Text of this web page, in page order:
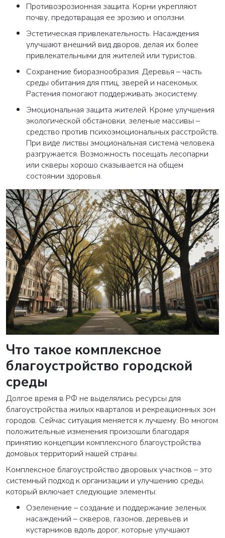
Противоэрозионная защита. Корни укрепляют
почву, предотвращая ее эрозию и оползни.
Эстетическая привлекательность. Насаждения
улучшают внешний вид дворов, делая их более
привлекательными для жителей или туристов.
Сохранение биоразнообразия. Деревья – часть
среды обитания для птиц, зверей и насекомых.
Растения помогают поддерживать экосистему.
Эмоциональная защита жителей. Кроме улучшения
экологической обстановки, зеленые массивы –
средство против психоэмоциональных расстройств.
При виде листвы эмоциональная система человека
разгружается. Возможность посещать лесопарки
или скверы хорошо сказывается на общем
состоянии здоровья.
Что такое комплексное
благоустройство городской
среды
Долгое время в РФ не выделялись ресурсы для
благоустройства жилых кварталов и рекреационных зон
городов. Сейчас ситуация меняется к лучшему. Во многом
положительные изменения произошли благодаря
принятию концепции комплексного благоустройства
домовых территорий нашей страны.
Комплексное благоустройство дворовых участков – это
системный подход к организации и улучшению среды,
который включает следующие элементы:
Озеленение – создание и поддержание зеленых
насаждений – скверов, газонов, деревьев и
кустарников вдоль дорог, которые улучшают